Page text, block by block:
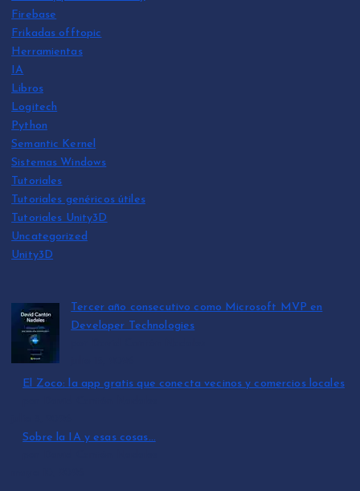
Firebase
Frikadas offtopic
Herramientas
IA
Libros
Logitech
Python
Semantic Kernel
Sistemas Windows
Tutoriales
Tutoriales genéricos útiles
Tutoriales Unity3D
Uncategorized
Unity3D
Tercer año consecutivo como Microsoft MVP en
Developer Technologies
El Zoco: la app gratis que conecta vecinos y comercios locales
Sobre la IA y esas cosas…